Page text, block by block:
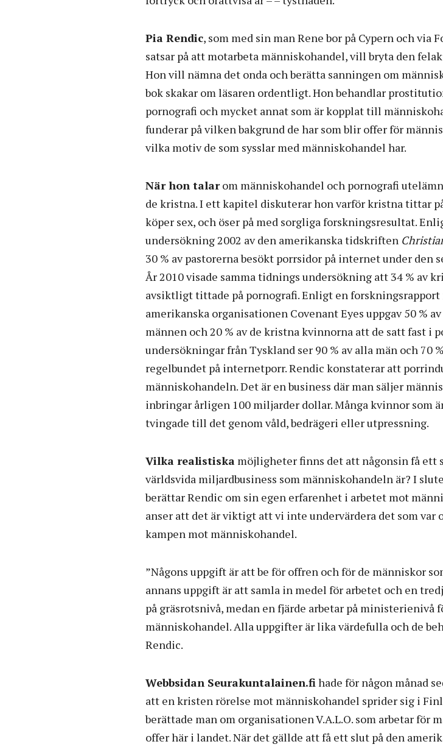
Pia Rendic, som med sin man Rene bor på Cypern och via
satsar på att motarbeta människohandel, vill bryta den
Hon vill nämna det onda och berätta sanningen om
bok skakar om läsaren ordentligt. Hon behandlar
pornografi och mycket annat som är kopplat till
funderar på vilken bakgrund de har som blir offer för
vilka motiv de som sysslar med människohandel har.
När hon talarom människohandel och pornografi
de kristna. I ett kapitel diskuterar hon varför kristna tittar
köper sex, och öser på med sorgliga forskningsresultat.
undersökning 2002 av den amerikanska tidskriften
30 % av pastorerna besökt porrsidor på internet under den
År 2010 visade samma tidnings undersökning att 34 % av
avsiktligt tittade på pornografi. Enligt en forskningsrapport
amerikanska organisationen Covenant Eyes uppgav 50 %
männen och 20 % av de kristna kvinnorna att de satt fast i
undersökningar från Tyskland ser 90 % av alla män och 70
regelbundet på internetporr. Rendic konstaterar att
människohandeln. Det är en business där man säljer
inbringar årligen 100 miljarder dollar. Många kvinnor som
tvingade till det genom våld, bedrägeri eller utpressning.
Vilka realistiska möjligheter finns det att någonsin få ett
världsvida miljardbusiness som människohandeln är? I
berättar Rendic om sin egen erfarenhet i arbetet mot
anser att det är viktigt att vi inte undervärdera det som var
kampen mot människohandel.
”Någons uppgift är att be för offren och för de människor
annans uppgift är att samla in medel för arbetet och en
på gräsrotsnivå, medan en fjärde arbetar på ministerienivå
människohandel. Alla uppgifter är lika värdefulla och de
Rendic.
Webbsidan Seurakuntalainen.fihade för någon månad
att en kristen rörelse mot människohandel sprider sig i
berättade man om organisationen V.A.L.O. som arbetar för
offer här i landet. När det gällde att få ett slut på den